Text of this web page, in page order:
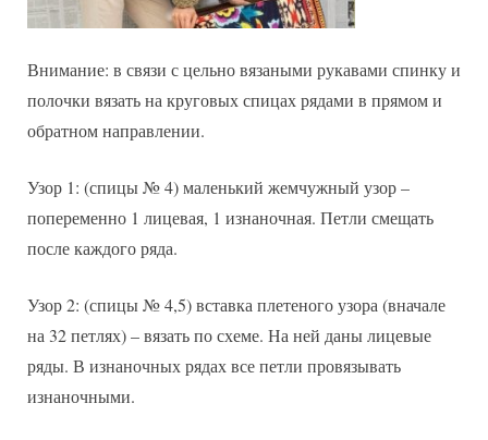
Внимание: в связи с цельно вязаными рукавами спинку и
полочки вязать на круговых спицах рядами в прямом и
обратном направлении.
Узор 1: (спицы № 4) маленький жемчужный узор –
попеременно 1 лицевая, 1 изнаночная. Петли смещать
после каждого ряда.
Узор 2: (спицы № 4,5) вставка плетеного узора (вначале
на 32 петлях) – вязать по схеме. На ней даны лицевые
ряды. В изнаночных рядах все петли провязывать
изнаночными.